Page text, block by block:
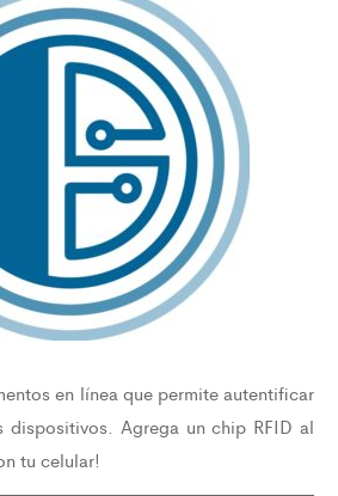
en línea que permite autentificar
dispositivos. Agrega un chip RFID al
tu celular!